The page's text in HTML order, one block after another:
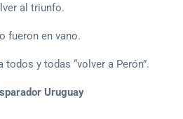
al triunfo.
fueron en vano.
y todas “volver a Perón”.
Uruguay